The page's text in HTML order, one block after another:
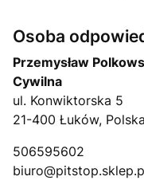
Osoba
Przemysław
Cywilna
ul. Konwiktorska 5
21-400 Łuków, Polska
506595602